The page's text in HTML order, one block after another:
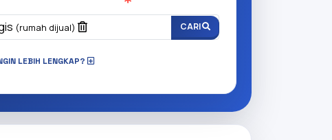
(rumah dijual) CARI
LEBIH LENGKAP?